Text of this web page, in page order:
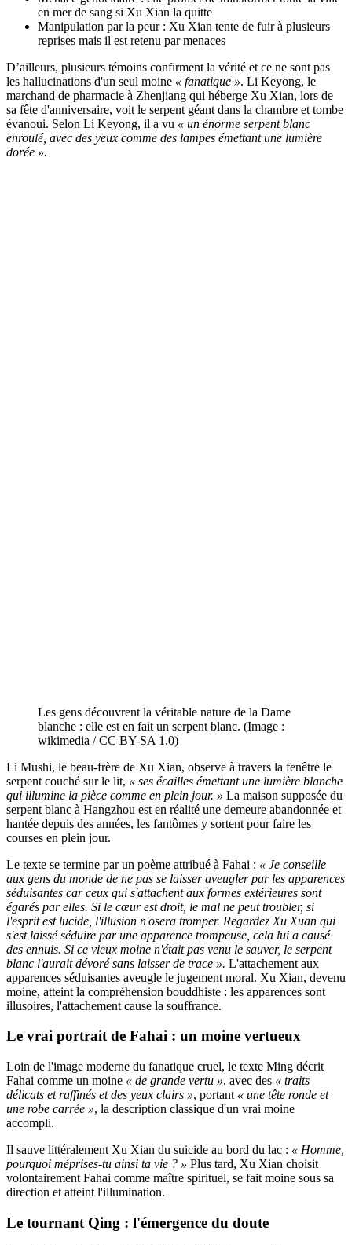
en mer de sang si Xu Xian la quitte
Manipulation par la peur : Xu Xian tente de fuir à plusieurs
reprises mais il est retenu par menaces
D’ailleurs, plusieurs témoins confirment la vérité et ce ne sont pas
les hallucinations d'un seul moine « fanatique ». Li Keyong, le
marchand de pharmacie à Zhenjiang qui héberge Xu Xian, lors de
sa fête d'anniversaire, voit le serpent géant dans la chambre et tombe
évanoui. Selon Li Keyong, il a vu « un énorme serpent blanc
enroulé, avec des yeux comme des lampes émettant une lumière
dorée ».
Les gens découvrent la véritable nature de la Dame
blanche : elle est en fait un serpent blanc. (Image :
wikimedia / CC BY-SA 1.0)
Li Mushi, le beau-frère de Xu Xian, observe à travers la fenêtre le
serpent couché sur le lit, « ses écailles émettant une lumière blanche
qui illumine la pièce comme en plein jour. » La maison supposée du
serpent blanc à Hangzhou est en réalité une demeure abandonnée et
hantée depuis des années, les fantômes y sortent pour faire les
courses en plein jour.
Le texte se termine par un poème attribué à Fahai : « Je conseille
aux gens du monde de ne pas se laisser aveugler par les apparences
séduisantes car ceux qui s'attachent aux formes extérieures sont
égarés par elles. Si le cœur est droit, le mal ne peut troubler, si
l'esprit est lucide, l'illusion n'osera tromper. Regardez Xu Xuan qui
s'est laissé séduire par une apparence trompeuse, cela lui a causé
des ennuis. Si ce vieux moine n'était pas venu le sauver, le serpent
blanc l'aurait dévoré sans laisser de trace ». L'attachement aux
apparences séduisantes aveugle le jugement moral. Xu Xian, devenu
moine, atteint la compréhension bouddhiste : les apparences sont
illusoires, l'attachement cause la souffrance.
Le vrai portrait de Fahai : un moine vertueux
Loin de l'image moderne du fanatique cruel, le texte Ming décrit
Fahai comme un moine « de grande vertu », avec des « traits
délicats et raffinés et des yeux clairs », portant « une tête ronde et
une robe carrée », la description classique d'un vrai moine
accompli.
Il sauve littéralement Xu Xian du suicide au bord du lac : « Homme,
pourquoi méprises-tu ainsi ta vie ? » Plus tard, Xu Xian choisit
volontairement Fahai comme maître spirituel, se fait moine sous sa
direction et atteint l'illumination.
Le tournant Qing : l'émergence du doute